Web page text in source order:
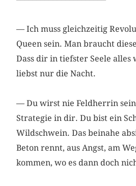
— Ich muss gleichzeitig
Queen sein. Man braucht
Dass dir in tiefster Seele alles
liebst nur die Nacht.
— Du wirst nie Feldherrin
Strategie in dir. Du bist ein
Wildschwein. Das beinahe
Beton rennt, aus Angst, am
kommen, wo es dann doch